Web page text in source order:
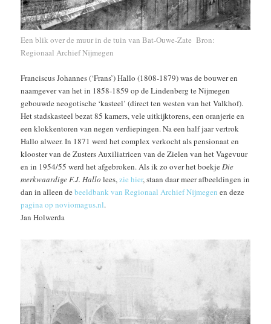
Een blik over de muur in de tuin van Bat-Ouwe-Zate Bron:
Regionaal Archief Nijmegen
Franciscus Johannes (‘Frans’) Hallo (1808-1879) was de bouwer en
naamgever van het in 1858-1859 op de Lindenberg te Nijmegen
gebouwde neogotische ‘kasteel’ (direct ten westen van het Valkhof).
Het stadskasteel bezat 85 kamers, vele uitkijktorens, een oranjerie en
een klokkentoren van negen verdiepingen. Na een half jaar vertrok
Hallo alweer. In 1871 werd het complex verkocht als pensionaat en
klooster van de Zusters Auxiliatricen van de Zielen van het Vagevuur
en in 1954/55 werd het afgebroken. Als ik zo over het boekjeDie
merkwaardige F.J. Hallo lees,zie hier, staan daar meer afbeeldingen in
dan in alleen debeeldbank van Regionaal Archief Nijmegen en deze
pagina op noviomagus.nl.
Jan Holwerda